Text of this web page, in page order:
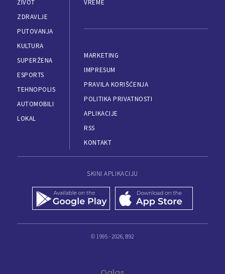
ŽIVOT
ZDRAVLJE
PUTOVANJA
KULTURA
SUPERŽENA
ESPORTS
TEHNOPOLIS
AUTOMOBILI
LOKAL
VREME
MARKETING
IMPRESUM
PRAVILA KORIŠĆENJA
POLITIKA PRIVATNOSTI
APLIKACIJE
RSS
KONTAKT
SKINI APLIKACIJU
© 1995 - 2026, B92